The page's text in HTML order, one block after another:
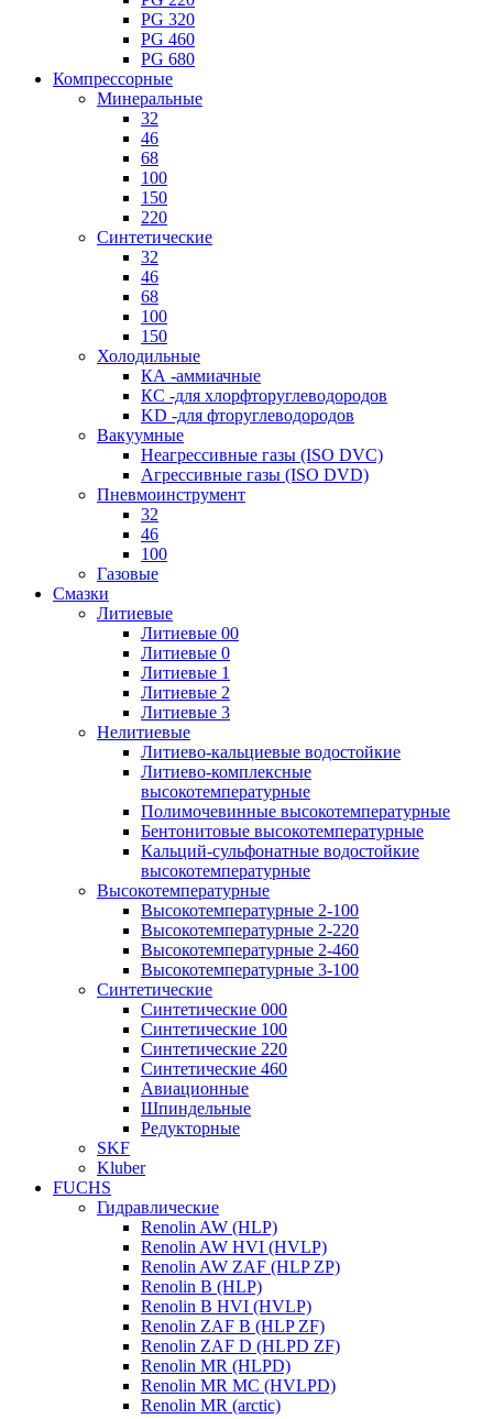
PG 320
PG 460
PG 680
Компрессорные
Минеральные
32
46
68
100
150
220
Синтетические
32
46
68
100
150
Холодильные
КА -аммиачные
КС -для хлорфторуглеводородов
KD -для фторуглеводородов
Вакуумные
Неагрессивные газы (ISO DVC)
Агрессивные газы (ISO DVD)
Пневмоинструмент
32
46
100
Газовые
Смазки
Литиевые
Литиевые 00
Литиевые 0
Литиевые 1
Литиевые 2
Литиевые 3
Нелитиевые
Литиево-кальциевые водостойкие
Литиево-комплексные
высокотемпературные
Полимочевинные высокотемпературные
Бентонитовые высокотемпературные
Кальций-сульфонатные водостойкие
высокотемпературные
Высокотемпературные
Высокотемпературные 2-100
Высокотемпературные 2-220
Высокотемпературные 2-460
Высокотемпературные 3-100
Синтетические
Синтетические 000
Синтетические 100
Синтетические 220
Синтетические 460
Авиационные
Шпиндельные
Редукторные
SKF
Kluber
FUCHS
Гидравлические
Renolin AW (HLP)
Renolin AW HVI (HVLP)
Renolin AW ZAF (HLP ZP)
Renolin B (HLP)
Renolin B HVI (HVLP)
Renolin ZAF B (HLP ZF)
Renolin ZAF D (HLPD ZF)
Renolin MR (HLPD)
Renolin MR MC (HVLPD)
Renolin MR (arctic)